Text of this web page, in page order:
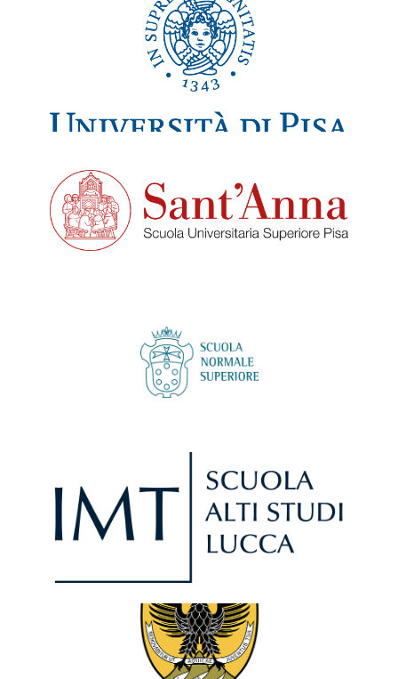
Università di Pisa
Scuola Universitaria Superiore Sant'Anna, Pisa
Scuola Normale Superiore, Pisa
Scuola Alti Studi di Lucca
Università dell'Aquila